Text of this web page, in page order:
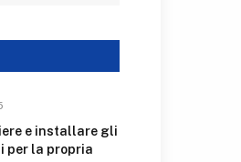
e installare gli
per la propria